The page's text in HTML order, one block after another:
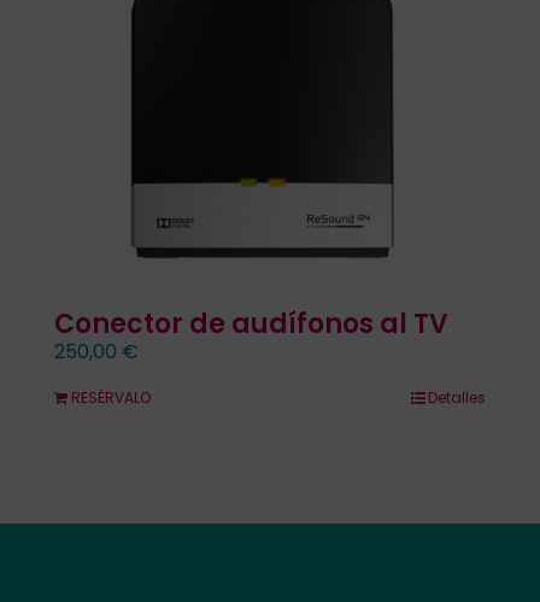
Conector de audífonos al TV
250,00 €
RESÉRVALO Detalles